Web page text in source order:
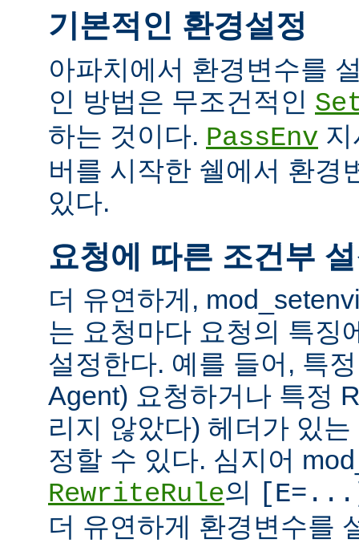
기본적인 환경설정
아파치에서 환경변수를
인 방법은 무조건적인
하는 것이다. PassEnv
버를 시작한 쉘에서 환경
있다.
요청에 따른 조건부
더 유연하게,
는 요청마다 요청의 특징
설정한다. 예를 들어, 특
Agent) 요청하거나 특정
리지 않았다) 헤더가 있
정할 수 있다. 심지어
RewriteRule의
더 유연하게 환경변수를